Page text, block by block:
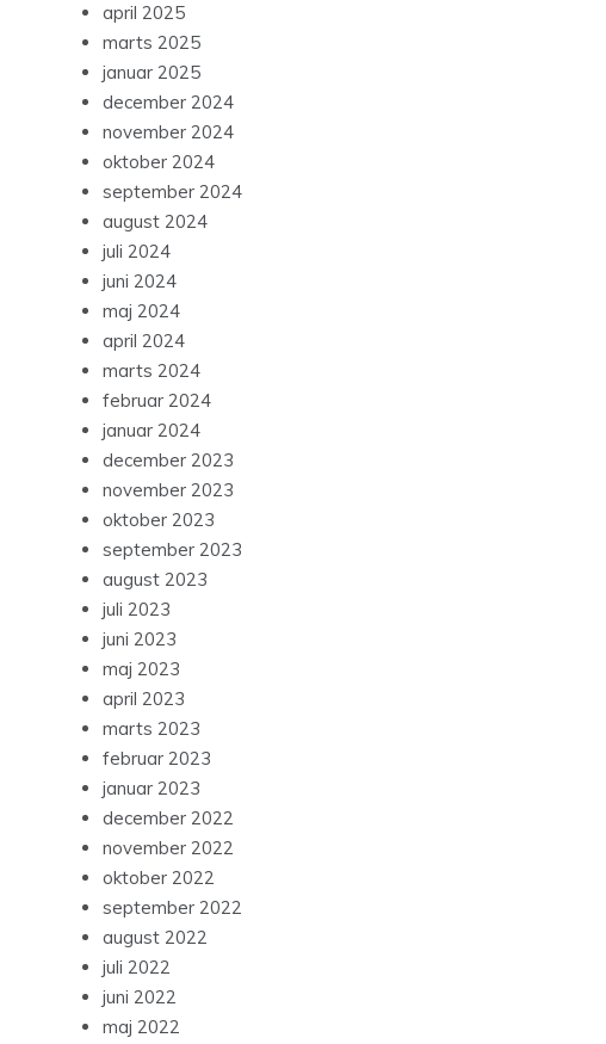
april 2025
marts 2025
januar 2025
december 2024
november 2024
oktober 2024
september 2024
august 2024
juli 2024
juni 2024
maj 2024
april 2024
marts 2024
februar 2024
januar 2024
december 2023
november 2023
oktober 2023
september 2023
august 2023
juli 2023
juni 2023
maj 2023
april 2023
marts 2023
februar 2023
januar 2023
december 2022
november 2022
oktober 2022
september 2022
august 2022
juli 2022
juni 2022
maj 2022